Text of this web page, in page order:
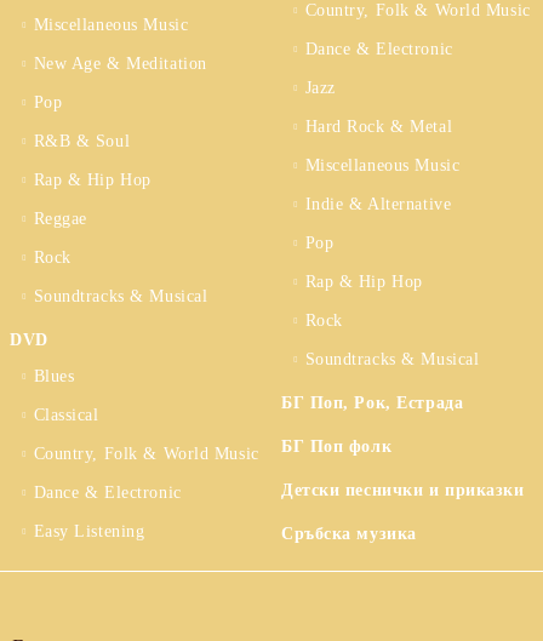
Miscellaneous Music
New Age & Meditation
Pop
R&B & Soul
Rap & Hip Hop
Reggae
Rock
Soundtracks & Musical
DVD
Blues
Classical
Country, Folk & World Music
Dance & Electronic
Easy Listening
Country, Folk & World Music
Dance & Electronic
Jazz
Hard Rock & Metal
Miscellaneous Music
Indie & Alternative
Pop
Rap & Hip Hop
Rock
Soundtracks & Musical
БГ Поп, Рок, Естрада
БГ Поп фолк
Детски песнички и приказки
Сръбска музика